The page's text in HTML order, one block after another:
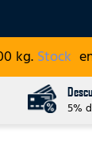
kg. Stock
5%